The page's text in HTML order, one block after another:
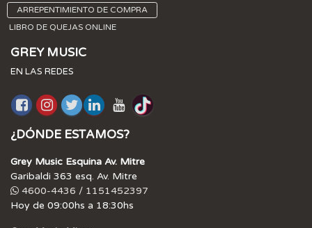
ARREPENTIMIENTO DE COMPRA
LIBRO DE QUEJAS ONLINE
GREY MUSIC
EN LAS REDES
¿DÓNDE ESTAMOS?
Grey Music Esquina Av. Mitre
Garibaldi 363 esq. Av. Mitre
4600-4436 / 1151452397
Hoy de 09:00hs a 18:30hs